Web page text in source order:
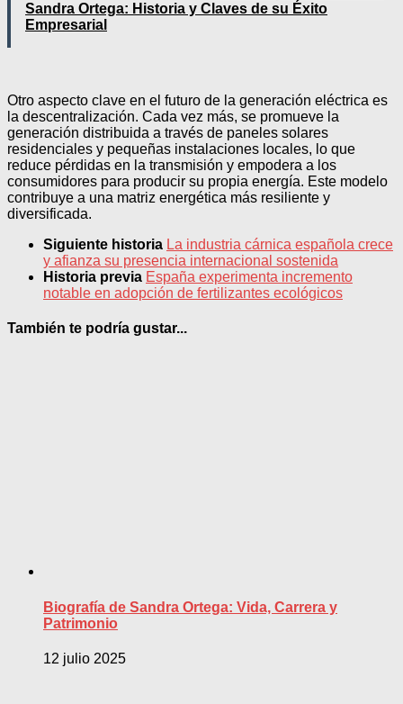
Sandra Ortega: Historia y Claves de su Éxito
Empresarial
Otro aspecto clave en el futuro de la generación eléctrica es
la descentralización. Cada vez más, se promueve la
generación distribuida a través de paneles solares
residenciales y pequeñas instalaciones locales, lo que
reduce pérdidas en la transmisión y empodera a los
consumidores para producir su propia energía. Este modelo
contribuye a una matriz energética más resiliente y
diversificada.
Siguiente historia La industria cárnica española crece
y afianza su presencia internacional sostenida
Historia previa España experimenta incremento
notable en adopción de fertilizantes ecológicos
También te podría gustar...
Biografía de Sandra Ortega: Vida, Carrera y
Patrimonio
12 julio 2025